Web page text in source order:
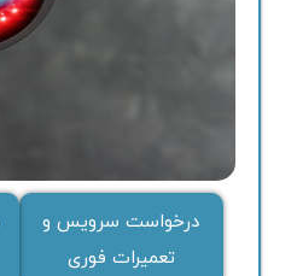
درخواست سرویس و
تعمیرات فوری